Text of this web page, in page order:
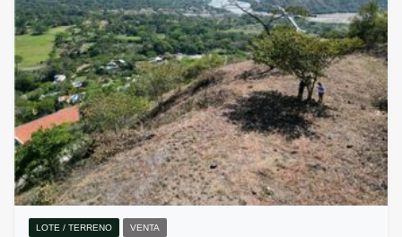
LOTE / TERRENO VENTA